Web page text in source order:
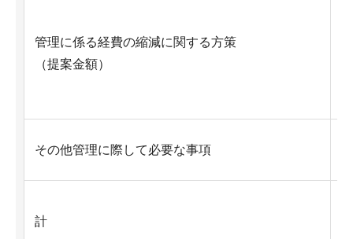
管理に係る経費の縮減に関する方策
（提案金額）
その他管理に際して必要な事項
計